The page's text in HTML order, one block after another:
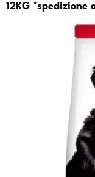
12KG *spedizione